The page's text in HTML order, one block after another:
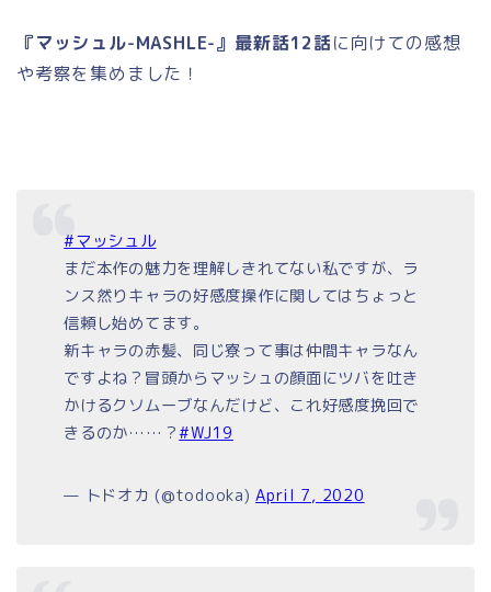
『マッシュル-MASHLE-』最新話12話に向けての感想
や考察を集めました！
#マッシュル
まだ本作の魅力を理解しきれてない私ですが、ラ
ンス然りキャラの好感度操作に関してはちょっと
信頼し始めてます。
新キャラの赤髪、同じ寮って事は仲間キャラなん
ですよね？冒頭からマッシュの顔面にツバを吐き
かけるクソムーブなんだけど、これ好感度挽回で
きるのか……？#WJ19
— トドオカ (@todooka)April 7, 2020